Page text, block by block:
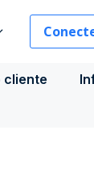
cliente